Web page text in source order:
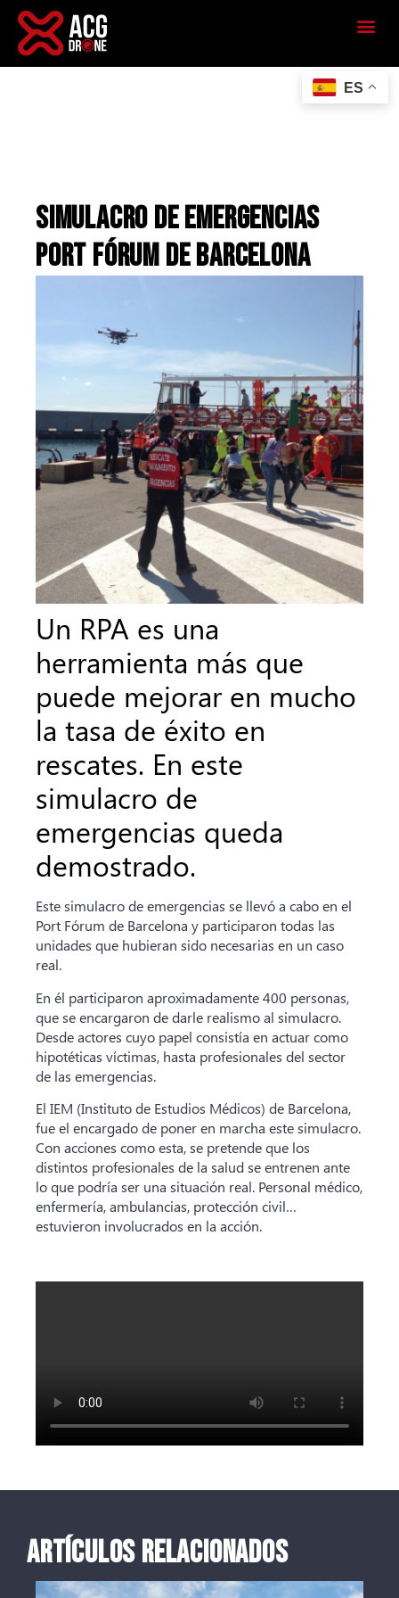
SIMULACRO DE EMERGENCIAS
PORT FÓRUM DE BARCELONA
Un RPA es una
herramienta más que
puede mejorar en mucho
la tasa de éxito en
rescates. En este
simulacro de
emergencias queda
demostrado.
Este simulacro de emergencias se llevó a cabo en el
Port Fórum de Barcelona y participaron todas las
unidades que hubieran sido necesarias en un caso
real.
En él participaron aproximadamente 400 personas,
que se encargaron de darle realismo al simulacro.
Desde actores cuyo papel consistía en actuar como
hipotéticas víctimas, hasta profesionales del sector
de las emergencias.
El IEM (Instituto de Estudios Médicos) de Barcelona,
fue el encargado de poner en marcha este simulacro.
Con acciones como esta, se pretende que los
distintos profesionales de la salud se entrenen ante
lo que podría ser una situación real. Personal médico,
enfermería, ambulancias, protección civil…
estuvieron involucrados en la acción.
ARTÍCULOS RELACIONADOS
ES